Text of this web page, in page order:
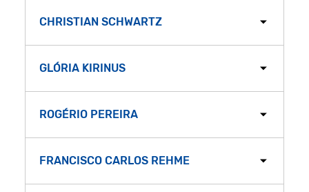
CHRISTIAN SCHWARTZ
GLÓRIA KIRINUS
ROGÉRIO PEREIRA
FRANCISCO CARLOS REHME